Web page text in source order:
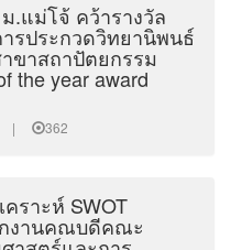
.แม่โจ้ คว้ารางวัล
รประกวดวิทยานิพนธ์
ขาสถาปัตยกรรม
the year award
| 362
ราะห์ SWOT
งานคณบดีคณะ